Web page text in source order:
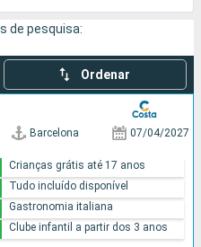
de pesquisa:
Ordenar
Barcelona 07/04/2027
Crianças grátis até 17 anos
Tudo incluído disponível
Gastronomia italiana
Clube infantil a partir dos 3 anos